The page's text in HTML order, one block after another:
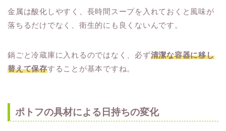
金属は酸化しやすく、長時間スープを入れておくと風味が
落ちるだけでなく、衛生的にも良くないんです。
鍋ごと冷蔵庫に入れるのではなく、必ず清潔な容器に移し
替えて保存することが基本ですね。
ポトフの具材による日持ちの変化